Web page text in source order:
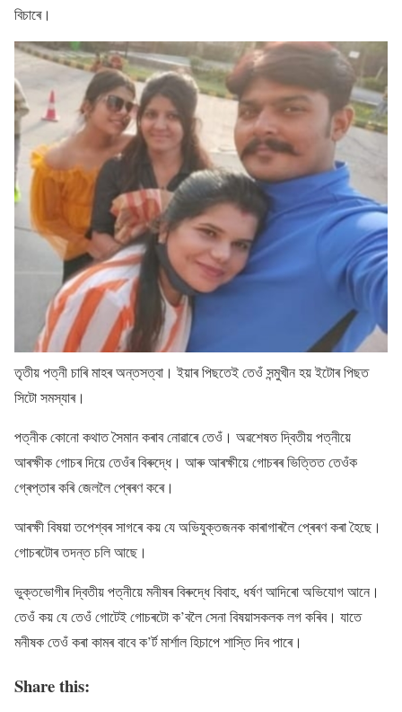
বিচাৰে।
তৃতীয় পত্নী চাৰি মাহৰ অন্তসত্বা। ইয়াৰ পিছতেই তেওঁ সন্মুখীন হয় ইটোৰ পিছত
সিটো সমস্যাৰ।
পত্নীক কোনো কথাত সৈমান কৰাব নোৱাৰে তেওঁ। অৱশেষত দ্বিতীয় পত্নীয়ে
আৰক্ষীক গোচৰ দিয়ে তেওঁৰ বিৰুদ্ধে। আৰু আৰক্ষীয়ে গোচৰৰ ভিত্তিত তেওঁক
গ্ৰেপ্তাৰ কৰি জেললৈ প্ৰেৰণ কৰে।
আৰক্ষী বিষয়া তপেশ্বৰ সাগৰে কয় যে অভিযুক্তজনক কাৰাগাৰলৈ প্ৰেৰণ কৰা হৈছে।
গোচৰটোৰ তদন্ত চলি আছে।
ভুক্তভোগীৰ দ্বিতীয় পত্নীয়ে মনীষৰ বিৰুদ্ধে বিবাহ, ধৰ্ষণ আদিৰো অভিযোগ আনে।
তেওঁ কয় যে তেওঁ গোটেই গোচৰটো ক’বলৈ সেনা বিষয়াসকলক লগ কৰিব। যাতে
মনীষক তেওঁ কৰা কামৰ বাবে ক’ৰ্ট মাৰ্শাল হিচাপে শাস্তি দিব পাৰে।
Share this: